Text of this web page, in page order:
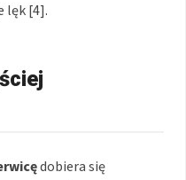
lęk [4].
dobiera się